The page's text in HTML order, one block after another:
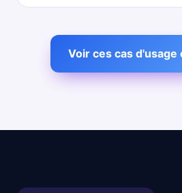
Voir ces cas d'usage